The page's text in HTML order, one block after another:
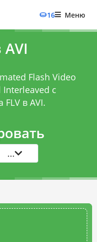
16 Меню
Flash Video
с
FLV в AVI.
...